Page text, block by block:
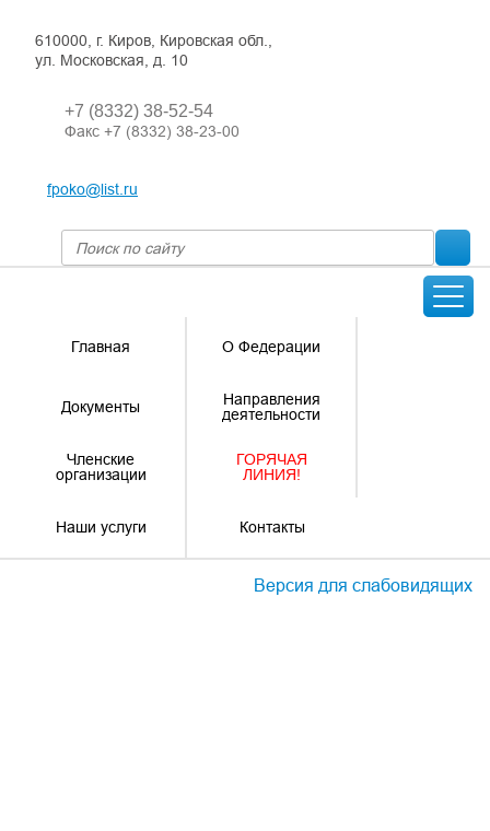
610000, г. Киров, Кировская обл.,
ул. Московская, д. 10
+7 (8332) 38-52-54
Факс +7 (8332) 38-23-00
fpoko@list.ru
Главная О Федерации
Документы
Направления
деятельности
Членские
организации
ГОРЯЧАЯ
ЛИНИЯ!
Наши услуги Контакты
Версия для слабовидящих